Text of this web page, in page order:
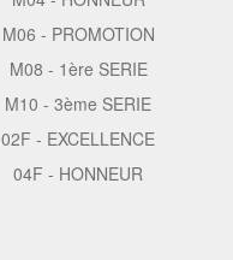
M06 - PROMOTION
M08 - 1ère SERIE
M10 - 3ème SERIE
02F - EXCELLENCE
04F - HONNEUR